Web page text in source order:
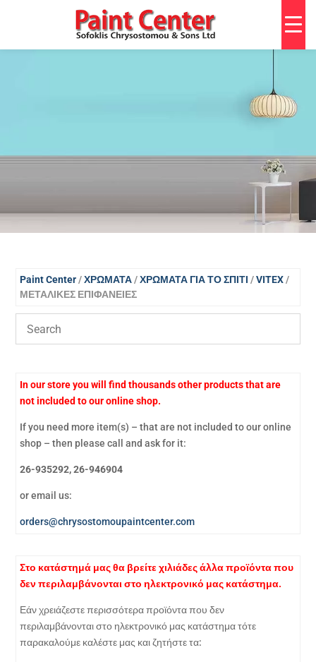
Paint Center/ΧΡΩΜΑΤΑ/ΧΡΩΜΑΤΑ ΓΙΑ ΤΟ ΣΠΙΤΙ /VITEX/
ΜΕΤΑΛΙΚΕΣ ΕΠΙΦΑΝΕΙΕΣ
In our store you will find thousands other products that are
not included to our online shop.
If you need more item(s) – that are not included to our online
shop – then please call and ask for it:
26-935292, 26-946904
or email us:
orders@chrysostomoupaintcenter.com
Στο κατάστημά μας θα βρείτε χιλιάδες άλλα προϊόντα που
δεν περιλαμβάνονται στο ηλεκτρονικό μας κατάστημα.
Εάν χρειάζεστε περισσότερα προϊόντα που δεν
περιλαμβάνονται στο ηλεκτρονικό μας κατάστημα τότε
παρακαλούμε καλέστε μας και ζητήστε τα: